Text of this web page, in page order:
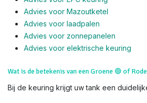
Advies voor Mazoutketel
Advies voor laadpalen
Advies voor zonnepanelen
Advies voor elektrische keuring
Wat is de betekenis van een Groene 🟢 of
Bij de keuring krijgt uw tank een